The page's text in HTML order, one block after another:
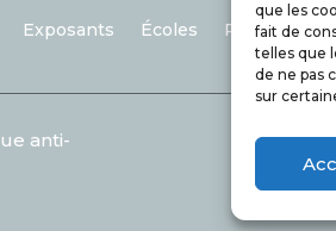
que les
fait de
telles que
de ne pas
sur
Exposants Écoles Partenaires
anti-